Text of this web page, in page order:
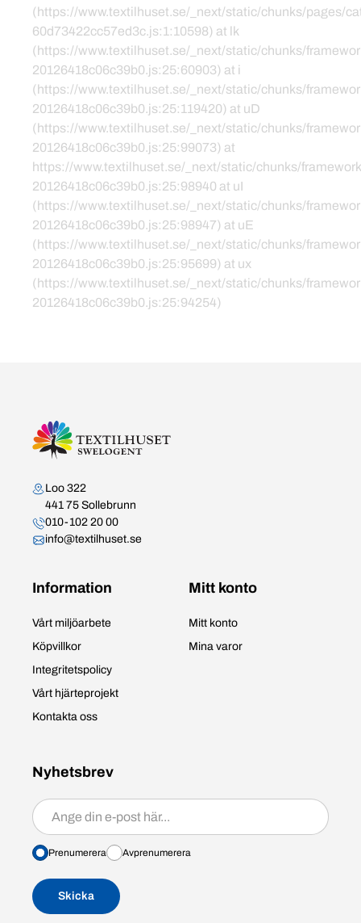
(https://www.textilhuset.se/_next/static/chunks/pages/
60d73422cc57ed3c.js:1:10598) at lk
(https://www.textilhuset.se/_next/static/chunks/
20126418c06c39b0.js:25:60903) at i
(https://www.textilhuset.se/_next/static/chunks/
20126418c06c39b0.js:25:119420) at uD
(https://www.textilhuset.se/_next/static/chunks/
20126418c06c39b0.js:25:99073) at
https://www.textilhuset.se/_next/static/chunks/
20126418c06c39b0.js:25:98940 at uI
(https://www.textilhuset.se/_next/static/chunks/
20126418c06c39b0.js:25:98947) at uE
(https://www.textilhuset.se/_next/static/chunks/
20126418c06c39b0.js:25:95699) at ux
(https://www.textilhuset.se/_next/static/chunks/
20126418c06c39b0.js:25:94254)
Kontakta oss
Loo 322
441 75 Sollebrunn
010-102 20 00
info@textilhuset.se
Information
Vårt miljöarbete
Köpvillkor
Integritetspolicy
Vårt hjärteprojekt
Kontakta oss
Mitt konto
Mitt konto
Mina varor
Nyhetsbrev
Prenumerera/avprenumerera
Prenumerera Avprenumerera
Skicka